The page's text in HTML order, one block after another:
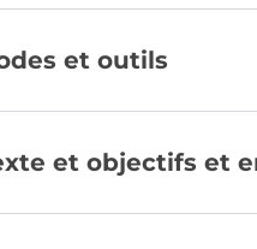
et outils
et objectifs et